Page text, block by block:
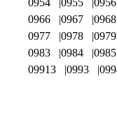
0954
0955 0956
0966
0967 0968
0977
0978 0979
0983
0984 0985
09913
0993